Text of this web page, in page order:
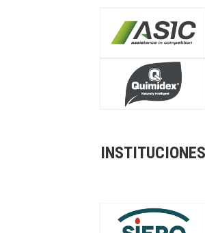
INSTITUCIONES